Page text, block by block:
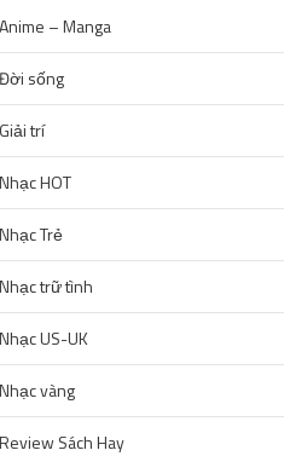
Anime – Manga
Đời sống
Giải trí
Nhạc HOT
Nhạc Trẻ
Nhạc trữ tình
Nhạc US-UK
Nhạc vàng
Review Sách Hay